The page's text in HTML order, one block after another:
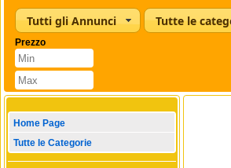
Tutti gli Annunci
Prezzo
Home Page
Tutte le Categorie